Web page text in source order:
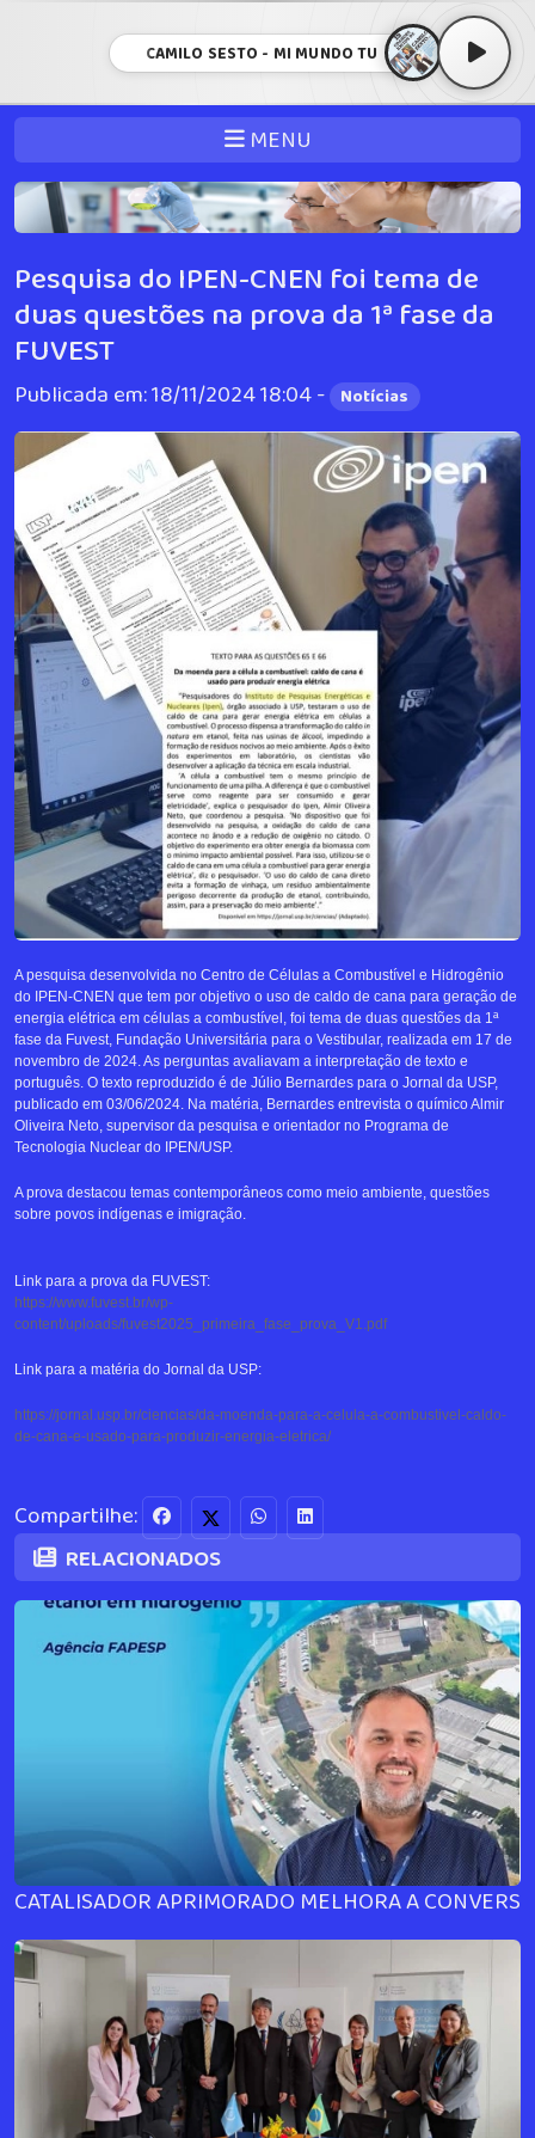
CAMILO SESTO - MI MUNDO TU
MENU
Pesquisa do IPEN-CNEN foi tema de
duas questões na prova da 1ª fase da
FUVEST
Publicada em: 18/11/2024 18:04 - Notícias
A pesquisa desenvolvida no Centro de Células a Combustível e Hidrogênio
do IPEN-CNEN que tem por objetivo o uso de caldo de cana para geração de
energia elétrica em células a combustível, foi tema de duas questões da 1ª
fase da Fuvest, Fundação Universitária para o Vestibular, realizada em 17 de
novembro de 2024. As perguntas avaliavam a interpretação de texto e
português. O texto reproduzido é de Júlio Bernardes para o Jornal da USP,
publicado em 03/06/2024. Na matéria, Bernardes entrevista o químico Almir
Oliveira Neto, supervisor da pesquisa e orientador no Programa de
Tecnologia Nuclear do IPEN/USP.
A prova destacou temas contemporâneos como meio ambiente, questões
sobre povos indígenas e imigração.
Link para a prova da FUVEST:
https://www.fuvest.br/wp-
content/uploads/fuvest2025_primeira_fase_prova_V1.pdf
Link para a matéria do Jornal da USP:
https://jornal.usp.br/ciencias/da-moenda-para-a-celula-a-combustivel-caldo-
de-cana-e-usado-para-produzir-energia-eletrica/
Compartilhe:
RELACIONADOS
CATALISADOR APRIMORADO MELHORA A